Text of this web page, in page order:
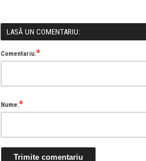
LASĂ UN COMENTARIU:
Comentariu:*
Nume:*